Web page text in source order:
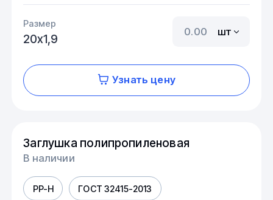
Размер
20х1,9
шт
Узнать цену
Заглушка полипропиленовая
В наличии
PP-H ГОСТ 32415-2013